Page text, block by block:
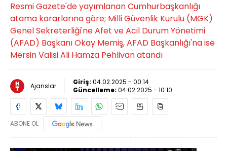
Resmi Gazete'de yayımlanan Cumhurbaşkanlığı
atama kararlarına göre; Milli Güvenlik Kurulu (MGK)
Genel Sekreterliği'ne Afet ve Acil Durum Yönetimi
(AFAD) Başkanı Okay Memiş, AFAD Başkanlığı'na ise
Mersin Valisi Ali Hamza Pehlivan atandı
Ajanslar Giriş: 04.02.2025 - 00:14
Güncelleme: 04.02.2025 - 10:10
ABONE OL